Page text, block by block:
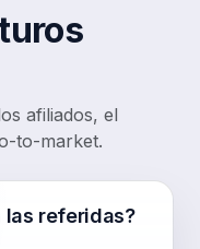
afiliados, el
to-market.
las referidas?